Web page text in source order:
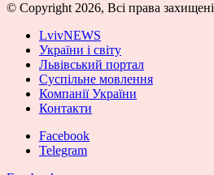
© Copyright 2026, Всі права захищені
LvivNEWS
України і світу
Львівський портал
Суспільне мовлення
Компанії України
Контакти
Facebook
Telegram